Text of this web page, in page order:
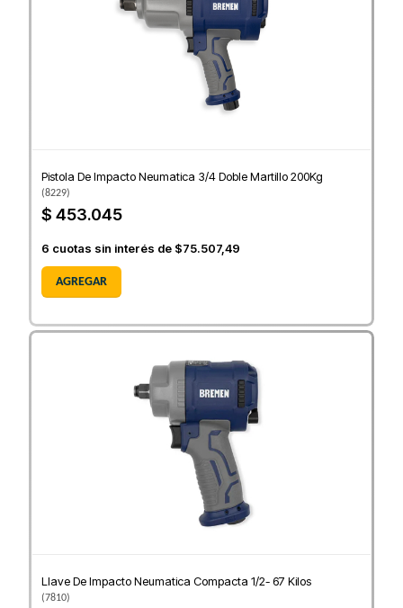
Pistola De Impacto Neumatica 3/4 Doble Martillo 200Kg
(8229)
$ 453.045
6 cuotas sin interés de $75.507,49
AGREGAR
Llave De Impacto Neumatica Compacta 1/2- 67 Kilos
(7810)